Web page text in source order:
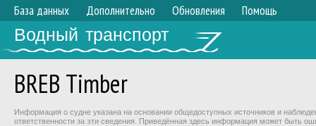
База данных Дополнительно Обновления Помощь
Водный транспорт
BREB Timber
Информация о судне указана на основании общедоступных источников и
ответственности за эти сведения. Приведённая здесь информация может быть